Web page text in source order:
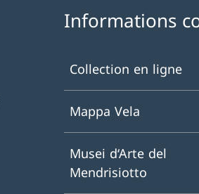
Informations
Collection en ligne
Mappa Vela
Musei d‘Arte del
Mendrisiotto